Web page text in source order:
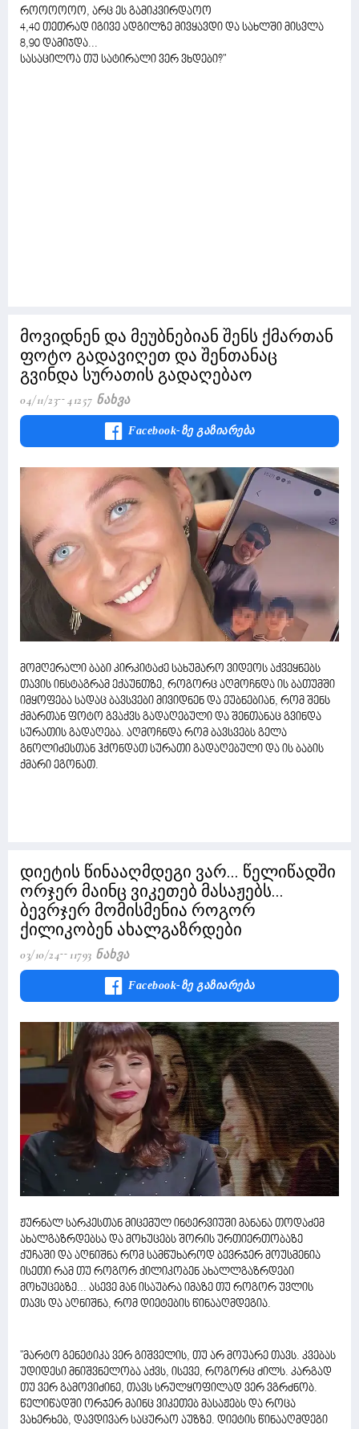
როოოოოო, არც ეს გამიკვირდაოო
4,40 თეთრად იგივე ადგილზე მივყავდი და სახლში მისვლა
8,90 დამიჯდა...
სასაცილოა თუ სატირალი ვერ ვხდები?"
მოვიდნენ და მეუბნებიან შენს ქმართან
ფოტო გადავიღეთ და შენთანაც
გვინდა სურათის გადაღებაო
04/11/23 41257 Ნახვა
Facebook-Ზე Გაზიარება
მომღერალი ბაბი კირკიტაძე სახუმარო ვიდეოს აქვეყნებს
თავის ინსტაგრამ ექაუნთზე, როგორც აღმოჩნდა ის ბათუმში
იმყოფება სადაც ბავსვები მივიდნენ და ეუბნებიან, რომ შენს
ქმართან ფოტო გვაქვს გადაღებული და შენთანაც გვინდა
სურათის გადაღება. აღმოჩნდა რომ ბავსვებს გელა
გნოლიძესთან ჰქონდათ სურათი გადაღებული და ის ბაბის
ქმარი ეგონათ.
დიეტის წინააღმდეგი ვარ... წელიწადში
ორჯერ მაინც ვიკეთებ მასაჟებს...
ბევრჯერ მომისმენია როგორ
ქილიკობენ ახალგაზრდები
03/10/24 11793 Ნახვა
Facebook-Ზე Გაზიარება
ჟურნალ სარკესთან მიცემულ ინტერვიუში მანანა თოდაძემ
ახალგაზრდებსა და მოხუცებს შორის ურთიერთობაზე
ქუჩაში და აღნიშნა რომ სამწუხაროდ ბევრჯერ მოუსმენია
ისეთი რამ თუ როგორ ქილიკობენ ახალლგაზრდები
მოხუცებზე... ასევე მან ისაუბრა იმაზე თუ როგორ უვლის
თავს და აღნიშნა, რომ დიეტების წინააღმდეგია.
"მარტო გენეტიკა ვერ გიშველის, თუ არ მოუარე თავს. კვებას
უდიდესი მნიშვნელობა აქვს, ისევე, როგორც ძილს. კარგად
თუ ვერ გამოვიძინე, თავს სრულყოფილად ვერ ვგრძნობ.
წელიწადში ორჯერ მაინც ვიკეთებ მასაჟებს და როცა
ვახერხებ, დავდივარ საცურაო აუზზე. დიეტის წინააღმდეგი